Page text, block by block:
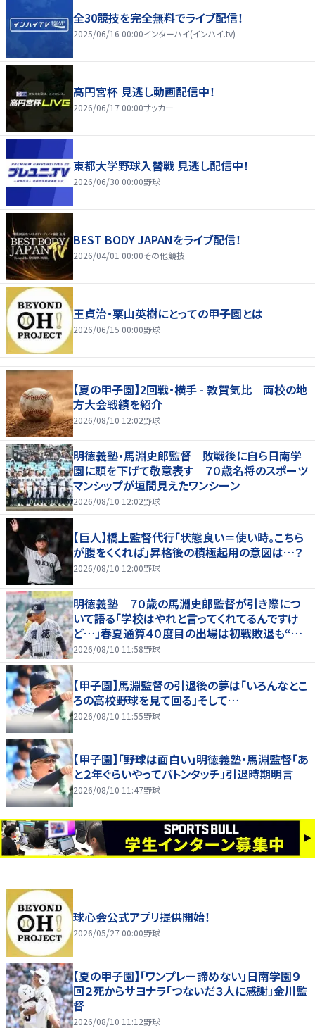
全30競技を完全無料でライブ配信！
2025/06/16 00:00インターハイ(インハイ.tv)
高円宮杯 見逃し動画配信中！
2026/06/17 00:00サッカー
東都大学野球入替戦 見逃し配信中！
2026/06/30 00:00野球
BEST BODY JAPANをライブ配信！
2026/04/01 00:00その他競技
王貞治・栗山英樹にとっての甲子園とは
2026/06/15 00:00野球
【夏の甲子園】2回戦・横手 - 敦賀気比 両校の地
方大会戦績を紹介
2026/08/10 12:02野球
明徳義塾・馬淵史郎監督 敗戦後に自ら日南学
園に頭を下げて敬意表す ７０歳名将のスポーツ
マンシップが垣間見えたワンシーン
2026/08/10 12:02野球
【巨人】橋上監督代行「状態良い＝使い時。こちら
が腹をくくれば」昇格後の積極起用の意図は…？
2026/08/10 12:00野球
明徳義塾 ７０歳の馬淵史郎監督が引き際につ
いて語る「学校はやれと言ってくれてるんですけ
ど…」春夏通算４０度目の出場は初戦敗退も“馬
淵節”炸裂
2026/08/10 11:58野球
【甲子園】馬淵監督の引退後の夢は「いろんなとこ
ろの高校野球を見て回る」そして…
2026/08/10 11:55野球
【甲子園】「野球は面白い」明徳義塾・馬淵監督「あ
と２年ぐらいやってバトンタッチ」引退時期明言
2026/08/10 11:47野球
球心会公式アプリ提供開始！
2026/05/27 00:00野球
【夏の甲子園】「ワンプレー諦めない」日南学園９
回２死からサヨナラ「つないだ３人に感謝」金川監
督
2026/08/10 11:12野球